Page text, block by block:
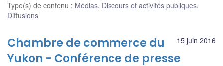
Type(s) de contenu : Médias, Discours et activités publiques,
Diffusions
15 juin 2016
Chambre de commerce du
Yukon - Conférence de presse